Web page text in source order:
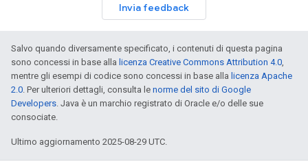
Invia feedback
Salvo quando diversamente specificato, i contenuti di questa pagina
sono concessi in base alla licenza Creative Commons Attribution 4.0,
mentre gli esempi di codice sono concessi in base alla licenza Apache
2.0. Per ulteriori dettagli, consulta le norme del sito di Google
Developers. Java è un marchio registrato di Oracle e/o delle sue
consociate.
Ultimo aggiornamento 2025-08-29 UTC.